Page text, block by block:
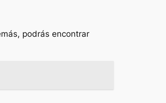
podrás encontrar